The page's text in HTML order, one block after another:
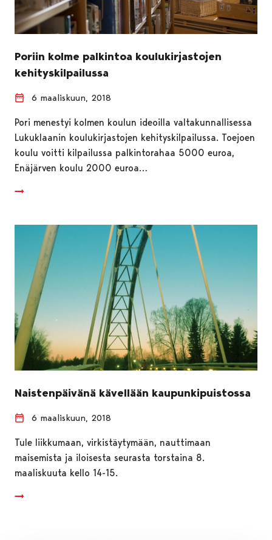
Poriin kolme palkintoa koulukirjastojen
kehityskilpailussa
6 maaliskuun, 2018
Pori menestyi kolmen koulun ideoilla valtakunnallisessa
Lukuklaanin koulukirjastojen kehityskilpailussa. Toejoen
koulu voitti kilpailussa palkintorahaa 5000 euroa,
Enäjärven koulu 2000 euroa…
Naistenpäivänä kävellään kaupunkipuistossa
6 maaliskuun, 2018
Tule liikkumaan, virkistäytymään, nauttimaan
maisemista ja iloisesta seurasta torstaina 8.
maaliskuuta kello 14-15.